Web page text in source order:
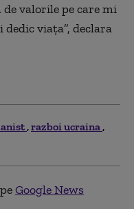
valorile pe care mi
viaţa”, declara
razboi ucraina
Google News